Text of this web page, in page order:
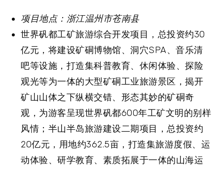
项目地点：浙江温州市苍南县
世界矾都工矿旅游综合开发项目，总投资约30
亿元，将建设矿硐博物馆、洞穴SPA、音乐清
吧等设施，打造集科普教育、休闲体验、探险
观光等为一体的大型矿硐工业旅游景区，揭开
矿山山体之下纵横交错、形态其妙的矿硐奇
观，为游客呈现世界矾都600年工矿文明的别样
风情；半山半岛旅游建设二期项目，总投资约
20亿元，用地约362.5亩，打造集旅游度假、运
动体验、研学教育、素质拓展于一体的山海运